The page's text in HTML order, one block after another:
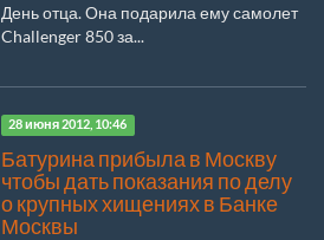
День отца. Она подарила ему самолет
Challenger 850 за...
28 июня 2012, 10:46
Батурина прибыла в Москву
чтобы дать показания по делу
о крупных хищениях в Банке
Москвы